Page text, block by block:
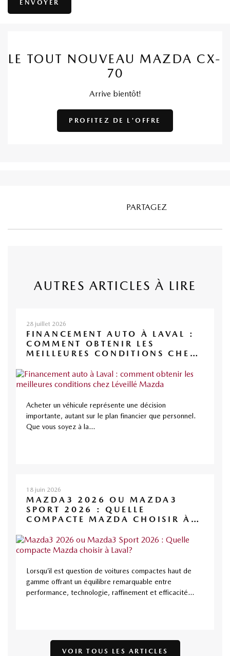
LE TOUT NOUVEAU MAZDA CX-
70
Arrive bientôt!
PROFITEZ DE L'OFFRE
PARTAGEZ
AUTRES ARTICLES À LIRE
28 juillet 2026
FINANCEMENT AUTO À LAVAL :
COMMENT OBTENIR LES
MEILLEURES CONDITIONS CHEZ
Acheter un véhicule représente une décision
importante, autant sur le plan financier que personnel.
Que vous soyez à la...
18 juin 2026
MAZDA3 2026 OU MAZDA3
SPORT 2026 : QUELLE
COMPACTE MAZDA CHOISIR À
Lorsqu’il est question de voitures compactes haut de
gamme offrant un équilibre remarquable entre
performance, technologie, raffinement et efficacité...
VOIR TOUS LES ARTICLES